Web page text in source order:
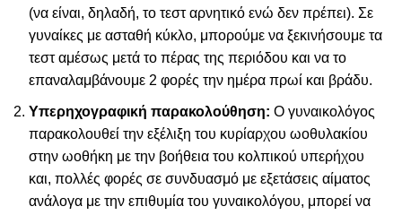
(να είναι, δηλαδή, το τεστ αρνητικό ενώ δεν πρέπει). Σε
γυναίκες με ασταθή κύκλο, μπορούμε να ξεκινήσουμε τα
τεστ αμέσως μετά το πέρας της περιόδου και να το
επαναλαμβάνουμε 2 φορές την ημέρα πρωί και βράδυ.
Υπερηχογραφική παρακολούθηση: Ο γυναικολόγος
παρακολουθεί την εξέλιξη του κυρίαρχου ωοθυλακίου
στην ωοθήκη με την βοήθεια του κολπικού υπερήχου
και, πολλές φορές σε συνδυασμό με εξετάσεις αίματος
ανάλογα με την επιθυμία του γυναικολόγου, μπορεί να